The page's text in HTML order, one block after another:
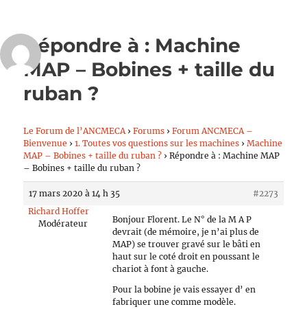
Répondre à : Machine
MAP – Bobines + taille du
ruban ?
Le Forum de l’ANCMECA › Forums › Forum ANCMECA –
Bienvenue › 1. Toutes vos questions sur les machines › Machine
MAP – Bobines + taille du ruban ? › Répondre à : Machine MAP
– Bobines + taille du ruban ?
17 mars 2020 à 14 h 35
#2273
Richard Hoffer
Modérateur
Bonjour Florent. Le N° de la M A P
devrait (de mémoire, je n’ai plus de
MAP) se trouver gravé sur le bâti en
haut sur le coté droit en poussant le
chariot à font à gauche.
Pour la bobine je vais essayer d’ en
fabriquer une comme modèle.